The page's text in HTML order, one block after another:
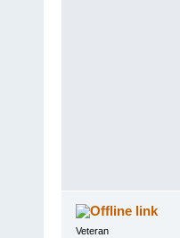
link
Veteran